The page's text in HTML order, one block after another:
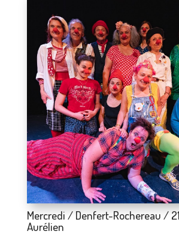
Mercredi / Denfert-Rochereau /
Aurélien